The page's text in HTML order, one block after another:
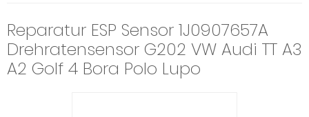
Reparatur ESP Sensor 1J0907657A
Drehratensensor G202 VW Audi TT A3
A2 Golf 4 Bora Polo Lupo